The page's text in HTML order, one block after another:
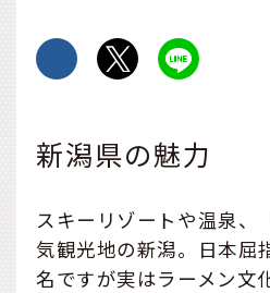
新潟県の魅力
スキーリゾートや温泉、
気観光地の新潟。日本屈
名ですが実はラーメン文